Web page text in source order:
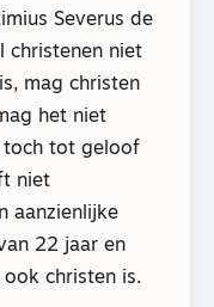
Severus de
christenen niet
mag christen
het niet
toch tot geloof
niet
aanzienlijke
22 jaar en
ook christen is.